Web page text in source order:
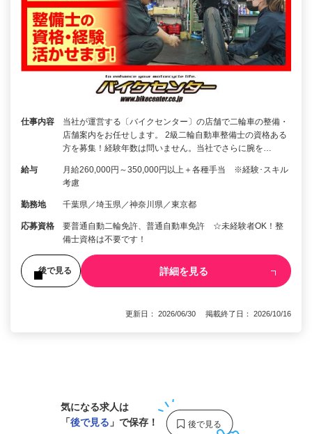
仕事内容
当社が運営する〔バイクセンター〕の店舗で二輪車の整備・
店舗案内をお任せします。 2級二輪自動車整備士の資格ある
方を募集！経験年数は問いません。当社でさらに腕を…
給与
月給260,000円～350,000円以上＋各種手当 ※経験･スキル
考慮
勤務地 千葉県／埼玉県／神奈川県／東京都
応募資格
要普通自動二輪免許、普通自動車免許 ☆未経験者OK！整
備士資格は不要です！
後で見る 詳細を見る
更新日： 2026/06/30 掲載終了日： 2026/10/16
気になる求人は
「後で見る 」で保存！